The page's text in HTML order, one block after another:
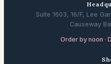
Suite 1603, 16/F, Lee
Causeway
Order by noon ·